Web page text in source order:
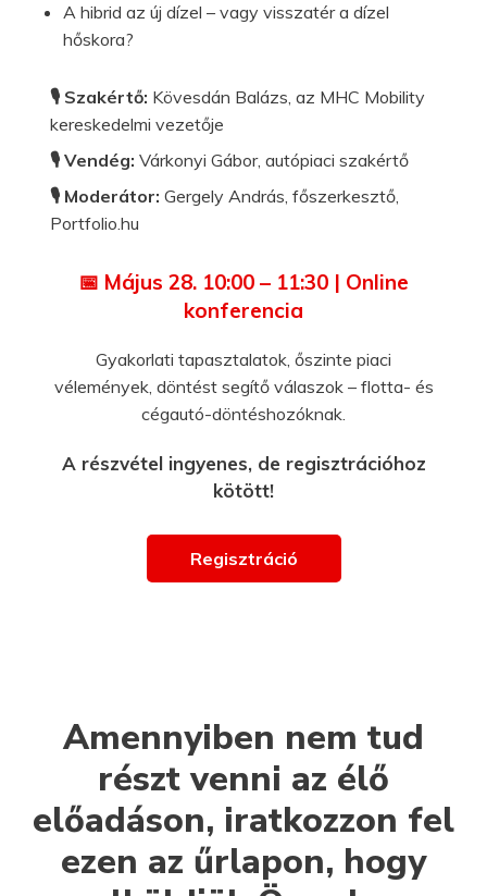
A hibrid az új dízel – vagy visszatér a dízel
hőskora?
🎙️ Szakértő: Kövesdán Balázs, az MHC Mobility
kereskedelmi vezetője
🎙️ Vendég: Várkonyi Gábor, autópiaci szakértő
🎙️ Moderátor: Gergely András, főszerkesztő,
Portfolio.hu
📅 Május 28. 10:00 – 11:30 | Online
konferencia
Gyakorlati tapasztalatok, őszinte piaci
vélemények, döntést segítő válaszok – flotta- és
cégautó-döntéshozóknak.
A részvétel ingyenes, de regisztrációhoz
kötött!
Regisztráció
Amennyiben nem tud
részt venni az élő
előadáson, iratkozzon fel
ezen az űrlapon, hogy